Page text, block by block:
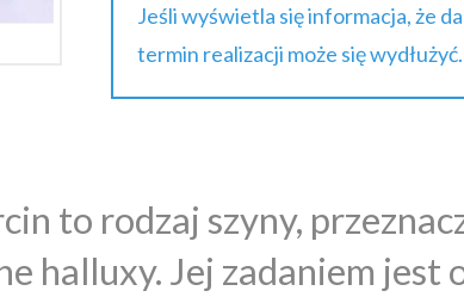
Jeśli wyświetla się informacja, że
termin realizacji może się wydłużyć.
to rodzaj szyny,
halluxy. Jej zadaniem jest